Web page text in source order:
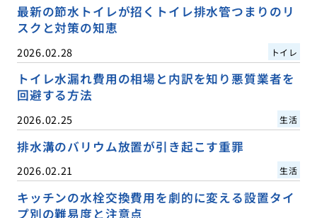
最新の節水トイレが招くトイレ排水管つまりのリ
スクと対策の知恵
2026.02.28 トイレ
トイレ水漏れ費用の相場と内訳を知り悪質業者を
回避する方法
2026.02.25 生活
排水溝のバリウム放置が引き起こす重罪
2026.02.21 生活
キッチンの水栓交換費用を劇的に変える設置タイ
プ別の難易度と注意点